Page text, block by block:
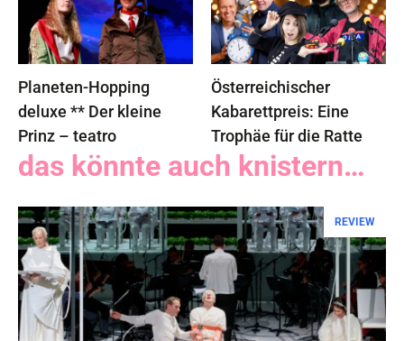
Planeten-Hopping
deluxe ** Der kleine
Prinz – teatro
Österreichischer
Kabarettpreis: Eine
Trophäe für die Ratte
das könnte auch knistern…
REVIEW